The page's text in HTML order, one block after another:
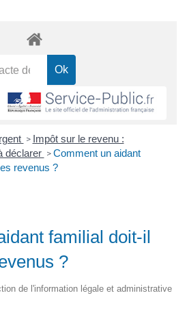
> Impôt sur le revenu :
déclarer > Comment un aidant
revenus ?
familial doit-il
?
de l'information légale et administrative